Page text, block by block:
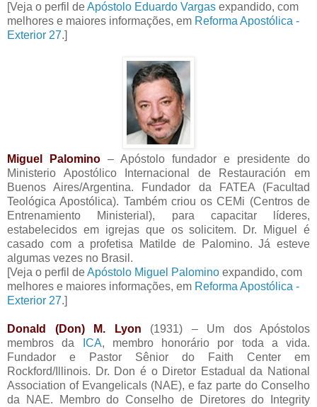
[Veja o perfil deApóstolo Eduardo Vargas expandido, com
melhores e maiores informações, em Reforma Apostólica -
Exterior 27.]
Miguel Palomino – Apóstolo fundador e presidente do
Ministerio Apostólico Internacional de Restauración em
Buenos Aires/Argentina. Fundador da FATEA (Facultad
Teológica Apostólica). Também criou os CEMi (Centros de
Entrenamiento Ministerial), para capacitar líderes,
estabelecidos em igrejas que os solicitem. Dr. Miguel é
casado com a profetisa Matilde de Palomino. Já esteve
algumas vezes no Brasil.
[Veja o perfil deApóstolo Miguel Palomino expandido, com
melhores e maiores informações, em Reforma Apostólica -
Exterior 27.]
Donald (Don) M. Lyon (1931) – Um dos Apóstolos
membros da
ICA, membro honorário por toda a vida.
Fundador e Pastor Sênior do Faith Center em
Rockford/Illinois. Dr. Don é o Diretor Estadual da National
Association of Evangelicals (NAE), e faz parte do Conselho
da NAE. Membro do Conselho de Diretores do Integrity